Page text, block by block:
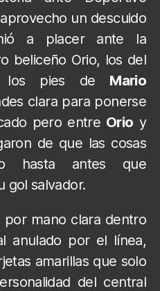
un descuido
a placer ante la
beliceño Orio, los del
los pies de Mario
clara para ponerse
pero entre Orio y
de que las cosas
hasta antes que
gol salvador.
mano clara dentro
anulado por el línea,
amarillas que solo
del central